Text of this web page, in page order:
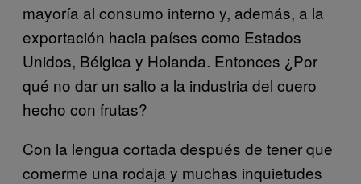
mayoría al consumo interno y, además, a la
exportación hacia países como Estados
Unidos, Bélgica y Holanda. Entonces ¿Por
qué no dar un salto a la industria del cuero
hecho con frutas?
Con la lengua cortada después de tener que
comerme una rodaja y muchas inquietudes